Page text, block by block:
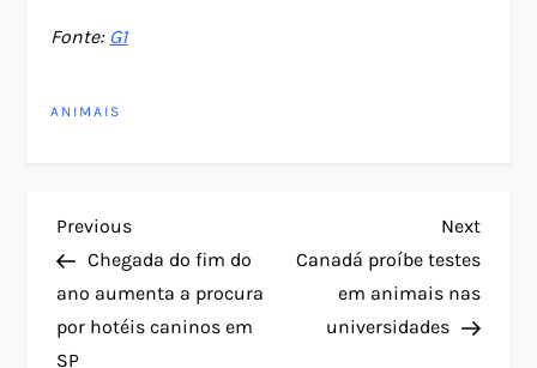
Fonte: G1
ANIMAIS
N
a
v
Previous
Post
Previous
Chegada do fim do
ano aumenta a procura
por hotéis caninos em
SP
Next
Post
Next
Canadá proíbe testes
em animais nas
universidades